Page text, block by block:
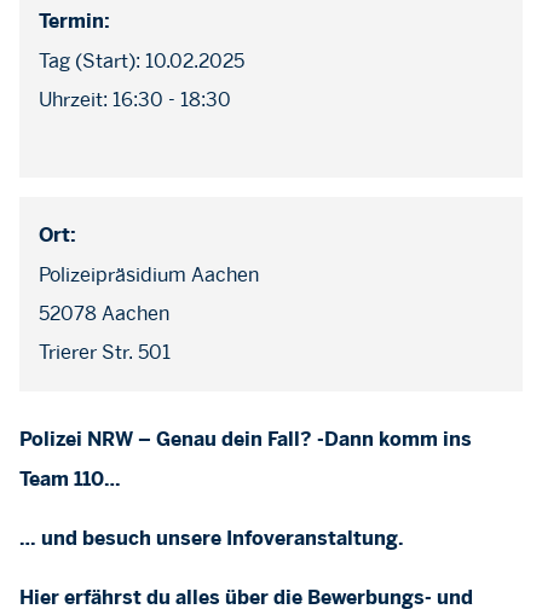
Termin:
Tag (Start): 10.02.2025
Uhrzeit: 16:30 - 18:30
Ort:
Polizeipräsidium Aachen
52078 Aachen
Trierer Str. 501
Polizei NRW – Genau dein Fall? -Dann komm ins
Team 110…
… und besuch unsere Infoveranstaltung.
Hier erfährst du alles über die Bewerbungs- und